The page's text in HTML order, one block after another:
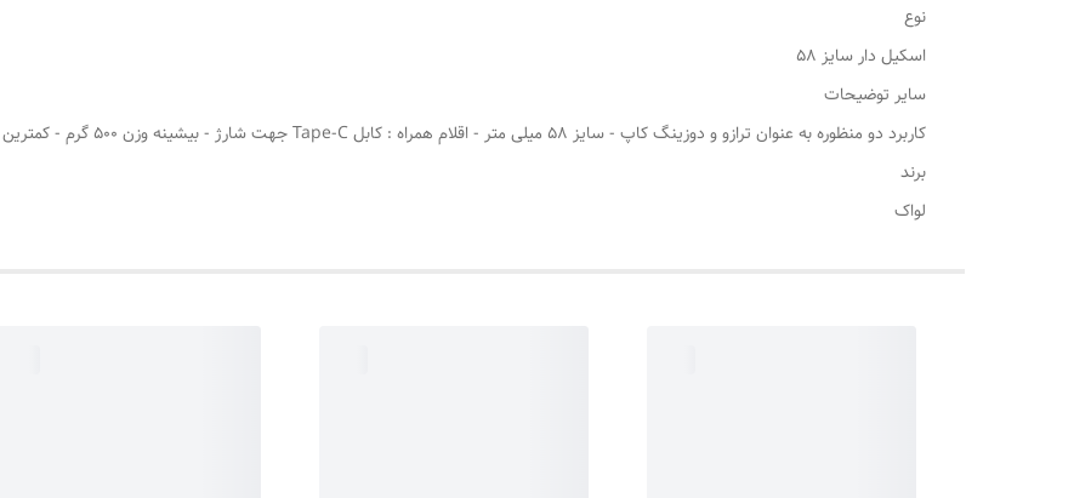
نوع
اسکیل دار سایز 58
سایر توضیحات
کاربرد دو منظوره به عنوان ترازو و دوزینگ کاپ - سایز 58 میلی متر - اقلام همراه : کابل Tape-C جهت شارژ - بیشینه وزن 500 گرم - کمترین وزن قابل اندازه گیری یک صدم گرم
برند
لواک